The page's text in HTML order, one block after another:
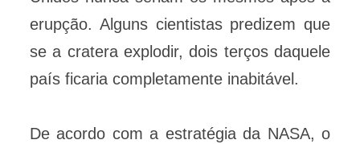
erupção. Alguns cientistas predizem que
se a cratera explodir, dois terços daquele
país ficaria completamente inabitável.
De acordo com a estratégia da NASA, o